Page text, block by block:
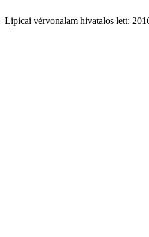
Lipicai vérvonalam hivatalos lett: